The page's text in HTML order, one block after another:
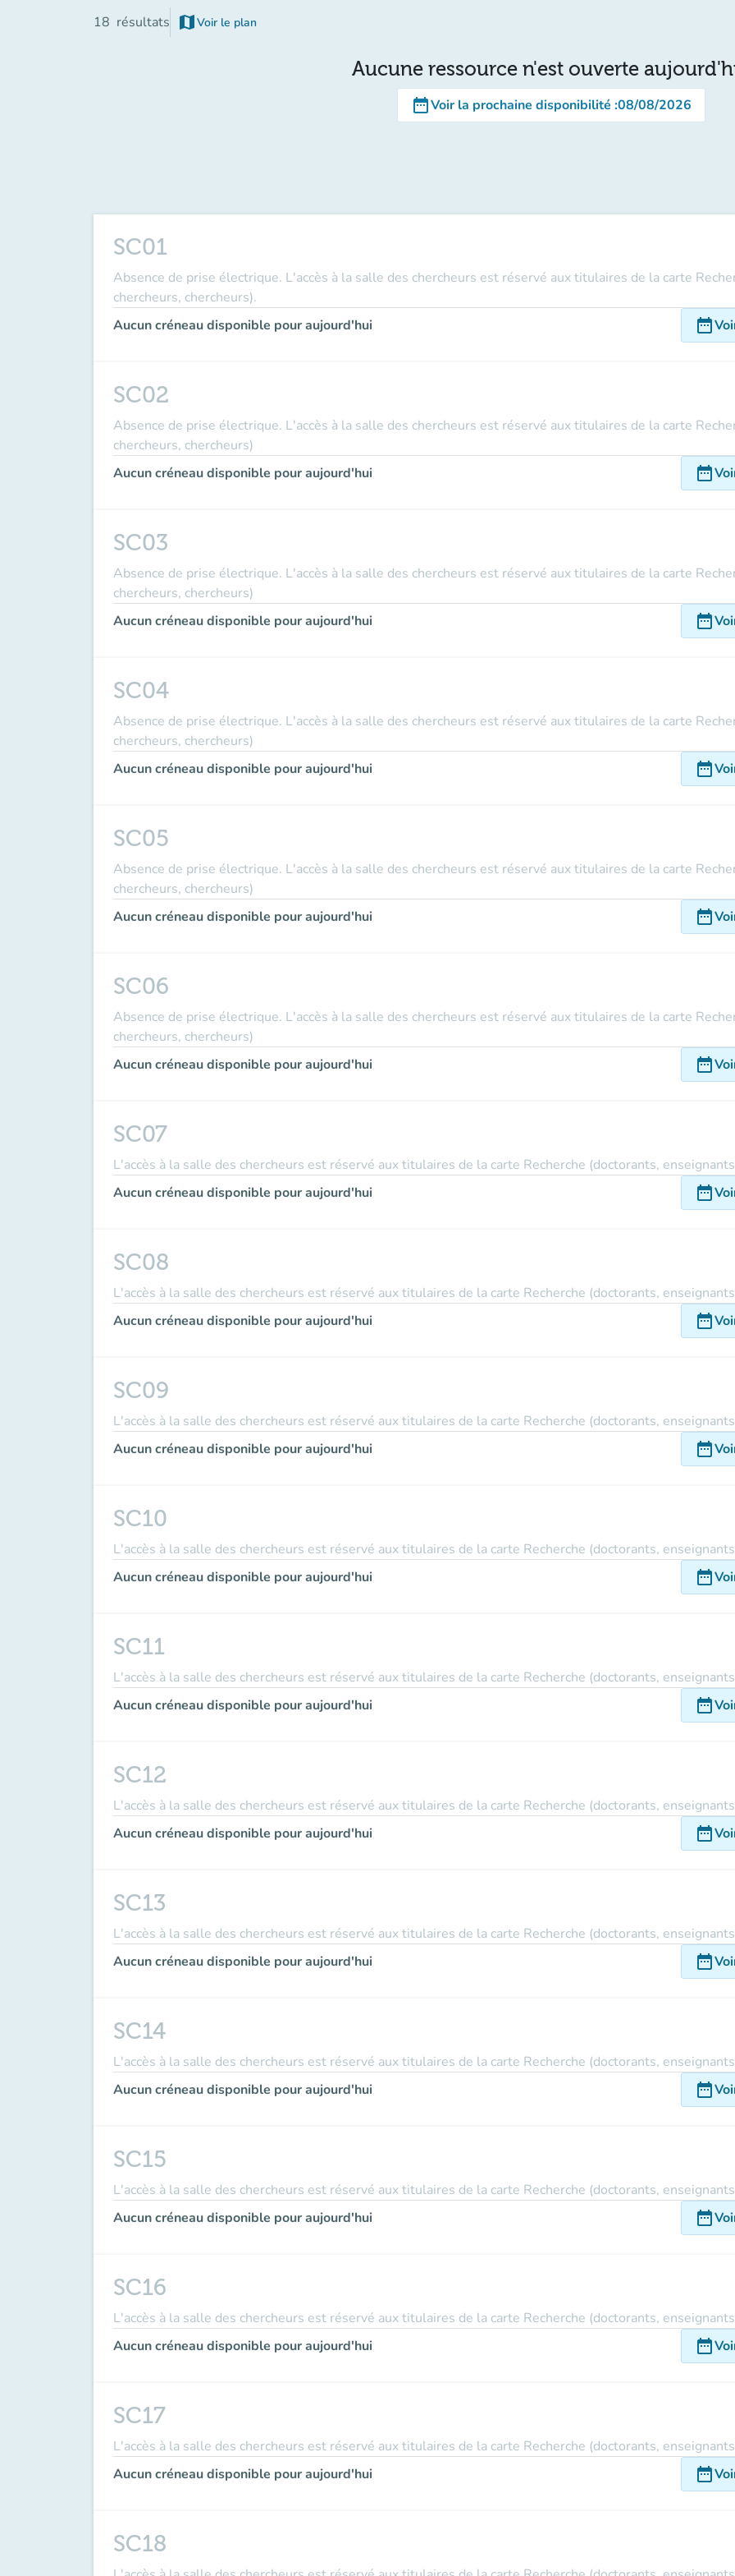
18 résultats map Voir le plan
(nouvel onglet)
Aucune ressource n'est ouverte
date_rangeVoir la prochaine disponibilité :08/08/2026
SC01
Absence de prise électrique. L'accès à la salle des chercheurs est réservé aux titulaires de la carte
chercheurs, chercheurs).
Aucun créneau disponible pour aujourd'hui date_range
SC02
Absence de prise électrique. L'accès à la salle des chercheurs est réservé aux titulaires de la carte
chercheurs, chercheurs)
Aucun créneau disponible pour aujourd'hui date_range
SC03
Absence de prise électrique. L'accès à la salle des chercheurs est réservé aux titulaires de la carte
chercheurs, chercheurs)
Aucun créneau disponible pour aujourd'hui date_range
SC04
Absence de prise électrique. L'accès à la salle des chercheurs est réservé aux titulaires de la carte
chercheurs, chercheurs)
Aucun créneau disponible pour aujourd'hui date_range
SC05
Absence de prise électrique. L'accès à la salle des chercheurs est réservé aux titulaires de la carte
chercheurs, chercheurs)
Aucun créneau disponible pour aujourd'hui date_range
SC06
Absence de prise électrique. L'accès à la salle des chercheurs est réservé aux titulaires de la carte
chercheurs, chercheurs)
Aucun créneau disponible pour aujourd'hui date_range
SC07
L'accès à la salle des chercheurs est réservé aux titulaires de la carte Recherche (doctorants,
Aucun créneau disponible pour aujourd'hui date_range
SC08
L'accès à la salle des chercheurs est réservé aux titulaires de la carte Recherche (doctorants,
Aucun créneau disponible pour aujourd'hui date_range
SC09
L'accès à la salle des chercheurs est réservé aux titulaires de la carte Recherche (doctorants,
Aucun créneau disponible pour aujourd'hui date_range
SC10
L'accès à la salle des chercheurs est réservé aux titulaires de la carte Recherche (doctorants,
Aucun créneau disponible pour aujourd'hui date_range
SC11
L'accès à la salle des chercheurs est réservé aux titulaires de la carte Recherche (doctorants,
Aucun créneau disponible pour aujourd'hui date_range
SC12
L'accès à la salle des chercheurs est réservé aux titulaires de la carte Recherche (doctorants,
Aucun créneau disponible pour aujourd'hui date_range
SC13
L'accès à la salle des chercheurs est réservé aux titulaires de la carte Recherche (doctorants,
Aucun créneau disponible pour aujourd'hui date_range
SC14
L'accès à la salle des chercheurs est réservé aux titulaires de la carte Recherche (doctorants,
Aucun créneau disponible pour aujourd'hui date_range
SC15
L'accès à la salle des chercheurs est réservé aux titulaires de la carte Recherche (doctorants,
Aucun créneau disponible pour aujourd'hui date_range
SC16
L'accès à la salle des chercheurs est réservé aux titulaires de la carte Recherche (doctorants,
Aucun créneau disponible pour aujourd'hui date_range
SC17
L'accès à la salle des chercheurs est réservé aux titulaires de la carte Recherche (doctorants,
Aucun créneau disponible pour aujourd'hui date_range
SC18